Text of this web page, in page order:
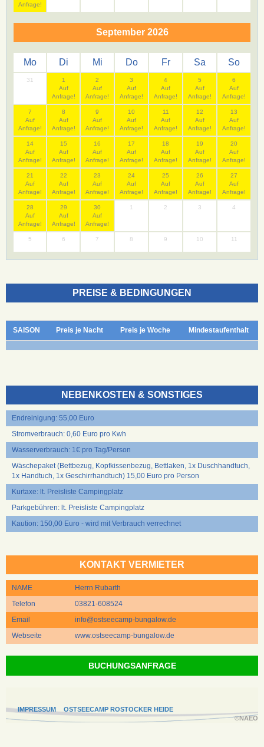
Anfrage!
September 2026
Mo Di Mi Do Fr Sa So
31
1
Auf
Anfrage!
2
Auf
Anfrage!
3
Auf
Anfrage!
4
Auf
Anfrage!
5
Auf
Anfrage!
6
Auf
Anfrage!
7
Auf
Anfrage!
8
Auf
Anfrage!
9
Auf
Anfrage!
10
Auf
Anfrage!
11
Auf
Anfrage!
12
Auf
Anfrage!
13
Auf
Anfrage!
14
Auf
Anfrage!
15
Auf
Anfrage!
16
Auf
Anfrage!
17
Auf
Anfrage!
18
Auf
Anfrage!
19
Auf
Anfrage!
20
Auf
Anfrage!
21
Auf
Anfrage!
22
Auf
Anfrage!
23
Auf
Anfrage!
24
Auf
Anfrage!
25
Auf
Anfrage!
26
Auf
Anfrage!
27
Auf
Anfrage!
28
Auf
Anfrage!
29
Auf
Anfrage!
30
Auf
Anfrage!
1 2 3 4
5 6 7 8 9 10 11
PREISE & BEDINGUNGEN
SAISON Preis je Nacht Preis je Woche Mindestaufenthalt
NEBENKOSTEN & SONSTIGES
Endreinigung: 55,00 Euro
Stromverbrauch: 0,60 Euro pro Kwh
Wasserverbrauch: 1€ pro Tag/Person
Wäschepaket (Bettbezug, Kopfkissenbezug, Bettlaken, 1x Duschhandtuch,
1x Handtuch, 1x Geschirrhandtuch) 15,00 Euro pro Person
Kurtaxe: lt. Preisliste Campingplatz
Parkgebühren: lt. Preisliste Campingplatz
Kaution: 150,00 Euro - wird mit Verbrauch verrechnet
KONTAKT VERMIETER
NAME
Herrn Rubarth
Telefon
03821-608524
Email
info@ostseecamp-bungalow.de
Webseite
www.ostseecamp-bungalow.de
BUCHUNGSANFRAGE
IMPRESSUM
OSTSEECAMP ROSTOCKER HEIDE
©NAEO